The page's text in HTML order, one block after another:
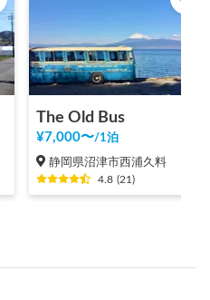
The Old Bus
¥7,000〜/1泊
静岡県沼津市西浦久料
4.8 (21)